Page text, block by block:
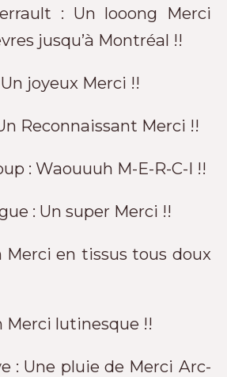
: Un looong Merci
jusqu’à Montréal !!
joyeux Merci !!
Reconnaissant Merci !!
: Waouuuh M-E-R-C-I !!
: Un super Merci !!
Merci en tissus tous doux
Merci lutinesque !!
: Une pluie de Merci Arc-